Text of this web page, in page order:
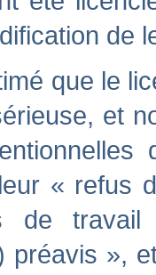
de
que le
et
« refus
de
préavis »,